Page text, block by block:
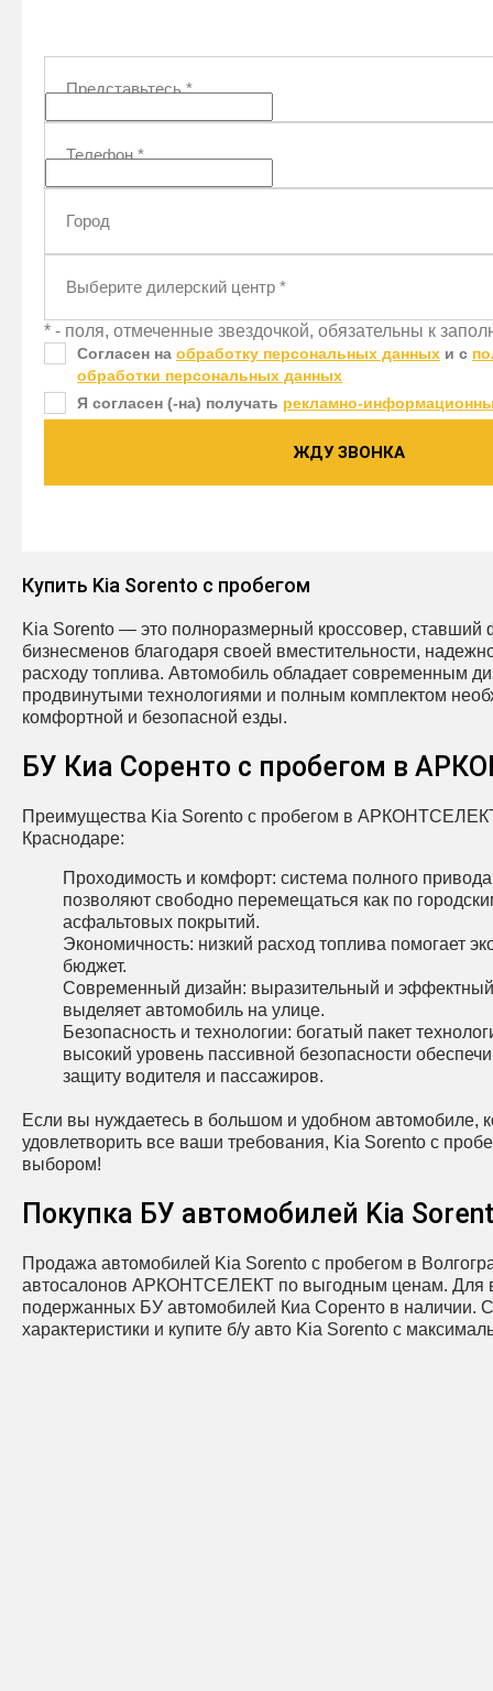
Представьтесь*
Телефон*
Город
Выберите дилерский центр *
* - поля, отмеченные звездочкой, обязательны к
Согласен на обработку персональных данных и c
обработки персональных данных
Я согласен (-на) получать рекламно-
ЖДУ ЗВОНКА
Купить Kia Sorento с пробегом
Kia Sorento — это полноразмерный кроссовер, ставший
бизнесменов благодаря своей вместительности,
расходу топлива. Автомобиль обладает современным
продвинутыми технологиями и полным комплектом
комфортной и безопасной езды.
БУ Киа Соренто с пробегом в
Преимущества Kia Sorento с пробегом в
Краснодаре:
Проходимость и комфорт: система полного
позволяют свободно перемещаться как по
асфальтовых покрытий.
Экономичность: низкий расход топлива помогает
бюджет.
Современный дизайн: выразительный и
выделяет автомобиль на улице.
Безопасность и технологии: богатый пакет
высокий уровень пассивной безопасности
защиту водителя и пассажиров.
Если вы нуждаетесь в большом и удобном автомобиле,
удовлетворить все ваши требования, Kia Sorento с
выбором!
Покупка БУ автомобилей Kia
Продажа автомобилей Kia Sorento с пробегом в
автосалонов АРКОНТСЕЛЕКТ по выгодным ценам. Для
подержанных БУ автомобилей Киа Соренто в наличии.
характеристики и купите б/у авто Kia Sorento с